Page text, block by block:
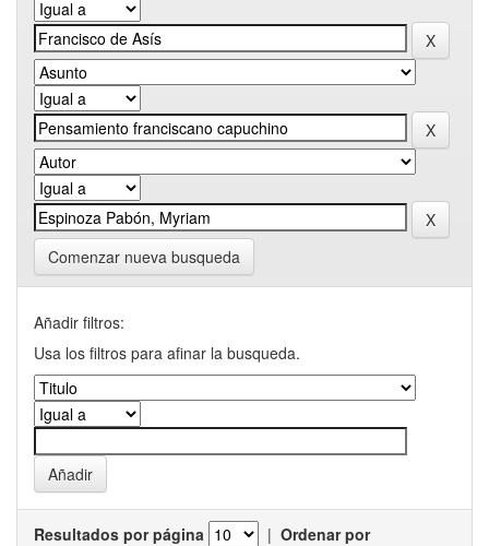
Comenzar nueva busqueda
Añadir filtros:
Usa los filtros para afinar la busqueda.
Resultados por página | Ordenar por